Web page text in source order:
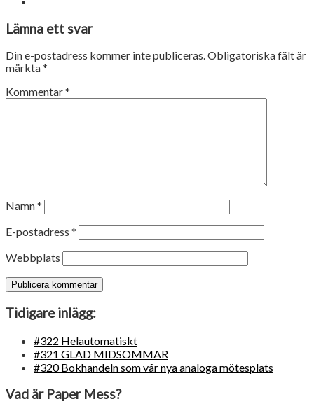
Lämna ett svar
Din e-postadress kommer inte publiceras.Obligatoriska fält är
märkta*
Kommentar*
Namn*
E-postadress *
Webbplats
Tidigare inlägg:
#322 Helautomatiskt
#321 GLAD MIDSOMMAR
#320 Bokhandeln som vår nya analoga mötesplats
Vad är Paper Mess?